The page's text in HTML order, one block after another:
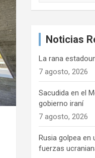
Noticias
La rana
7 agosto, 2026
Sacudida en el
gobierno iraní
7 agosto, 2026
Rusia golpea
fuerzas